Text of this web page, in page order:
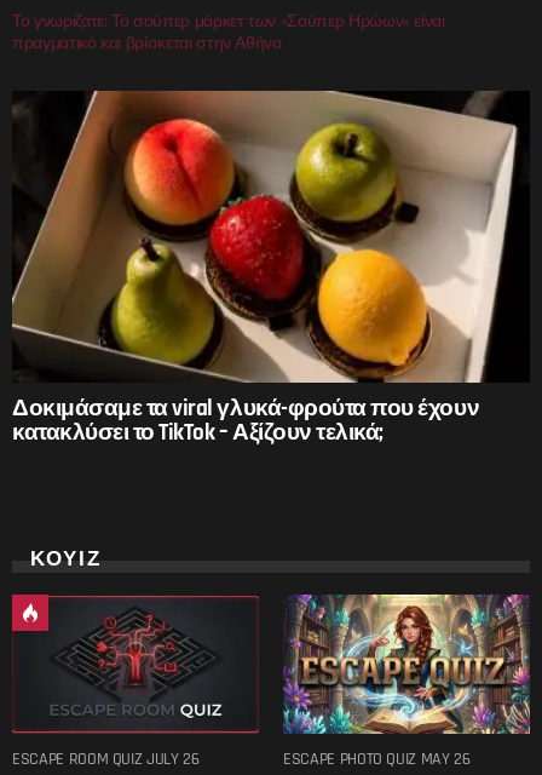
Το γνωρίζατε; Το σούπερ μάρκετ των «Σούπερ Ηρώων» είναι
πραγματικό και βρίσκεται στην Αθήνα
Δοκιμάσαμε τα viral γλυκά-φρούτα που έχουν
κατακλύσει το TikTok – Αξίζουν τελικά;
ΚΟΥΙΖ
ESCAPE ROOM QUIZ JULY 26 ESCAPE PHOTO QUIZ MAY 26